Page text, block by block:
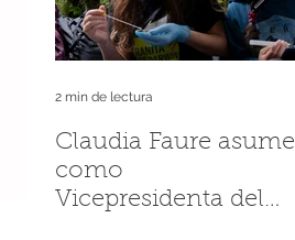
Claudia Faure asume
como
Vicepresidenta del
2 min de lectura